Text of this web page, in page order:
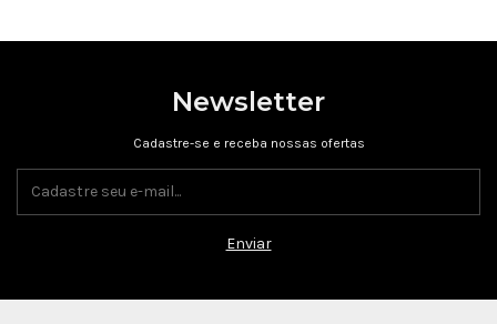
Newsletter
Cadastre-se e receba nossas ofertas